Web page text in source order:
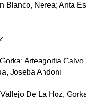
Blanco, Nerea; Anta
Arteagoitia
Joseba Andoni
De La Hoz,